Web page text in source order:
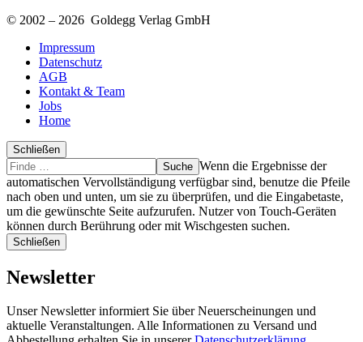
© 2002 – 2026 Goldegg Verlag GmbH
Impressum
Datenschutz
AGB
Kontakt & Team
Jobs
Home
Schließen
Suche
Finde
…
Wenn die Ergebnisse der
automatischen Vervollständigung verfügbar sind, benutze die Pfeile
nach oben und unten, um sie zu überprüfen, und die Eingabetaste,
um die gewünschte Seite aufzurufen. Nutzer von Touch-Geräten
können durch Berührung oder mit Wischgesten suchen.
Schließen
Newsletter
Unser Newsletter informiert Sie über Neuerscheinungen und
aktuelle Veranstaltungen. Alle Informationen zu Versand und